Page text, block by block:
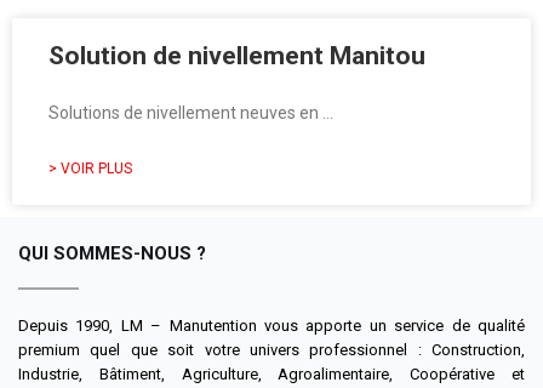
Solution de nivellement Manitou
Solutions de nivellement neuves en …
> VOIR PLUS
QUI SOMMES-NOUS ?
Depuis 1990, LM – Manutention vous apporte un service de qualité
premium quel que soit votre univers professionnel : Construction,
Industrie, Bâtiment, Agriculture, Agroalimentaire, Coopérative et